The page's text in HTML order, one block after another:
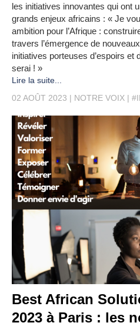
les initiatives innovantes qui ont
grands enjeux africains : « Je
ambition pour l’Afrique :
travers l’émergence de
initiatives porteuses d’espoirs et
serai ! »
Lire la suite...
02 AOÛT 2023
NOTRE VOIX
Best African
2023 à Paris : les